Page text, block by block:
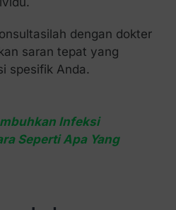
dengan dokter
saran tepat yang
spesifik Anda.
Infeksi
Seperti Apa Yang